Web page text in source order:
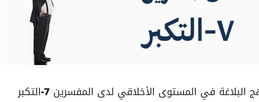
البلاغة في المستوى الأخلاقي لدى المفسرين 7-التكبر